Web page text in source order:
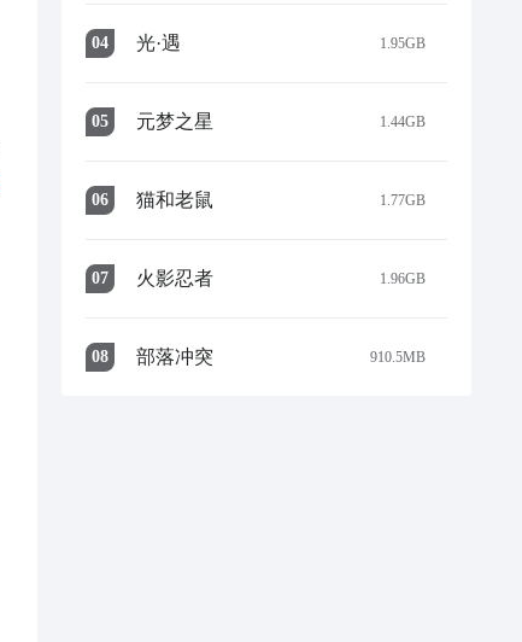
04 光·遇 1.95GB
05 元梦之星 1.44GB
06 猫和老鼠 1.77GB
07 火影忍者 1.96GB
08 部落冲突 910.5MB